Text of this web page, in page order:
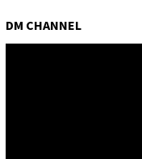
DM CHANNEL